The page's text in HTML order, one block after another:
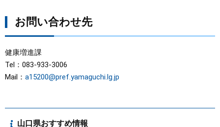
お問い合わせ先
健康増進課
Tel：083-933-3006
Mail： a15200@pref.yamaguchi.lg.jp
山口県おすすめ情報